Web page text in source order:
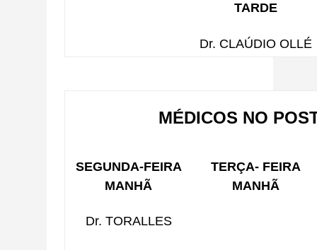
TARDE
Dr. CLAÚDIO OLLÉ
MÉDICOS NO
SEGUNDA-FEIRA
MANHÃ
TERÇA- FEIRA
MANHÃ
Dr. TORALLES